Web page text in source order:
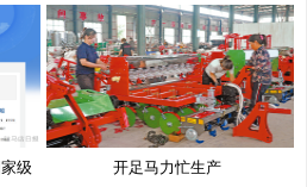
级
开足马力忙生产